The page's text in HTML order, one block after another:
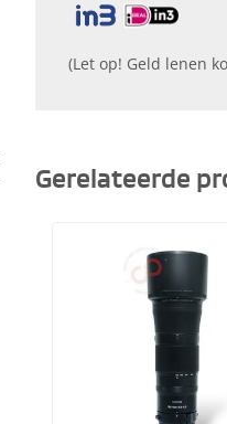
(Let op! Geld lenen
Gerelateerde